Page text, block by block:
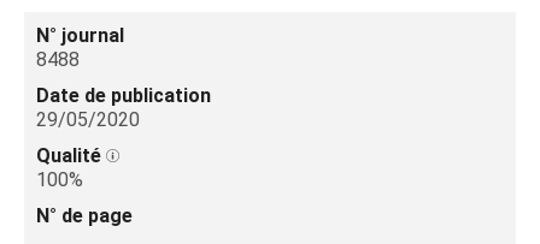
N° journal
8488
Date de publication
29/05/2020
Qualité
100%
N° de page